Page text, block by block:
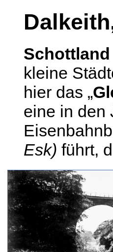
Schottland
kleine
hier das „
eine in den
Esk) führt,